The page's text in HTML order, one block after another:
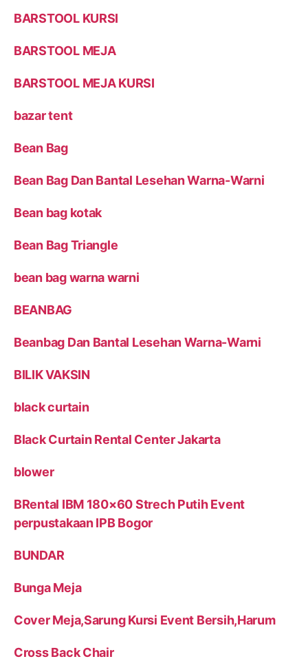
BARSTOOL KURSI
BARSTOOL MEJA
BARSTOOL MEJA KURSI
bazar tent
Bean Bag
Bean Bag Dan Bantal Lesehan Warna-Warni
Bean bag kotak
Bean Bag Triangle
bean bag warna warni
BEANBAG
Beanbag Dan Bantal Lesehan Warna-Warni
BILIK VAKSIN
black curtain
Black Curtain Rental Center Jakarta
blower
BRental IBM 180×60 Strech Putih Event
perpustakaan IPB Bogor
BUNDAR
Bunga Meja
Cover Meja,Sarung Kursi Event Bersih,Harum
Cross Back Chair